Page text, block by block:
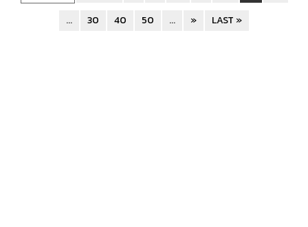
...
30 40 50 ... » LAST »